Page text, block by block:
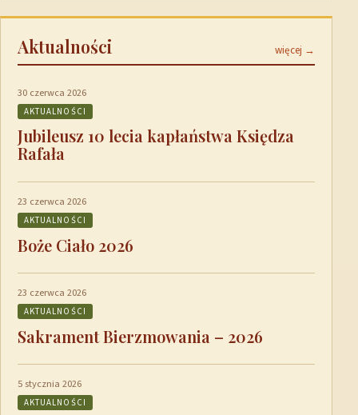
Aktualności więcej →
30 czerwca 2026
AKTUALNOŚCI
Jubileusz 10 lecia kapłaństwa Księdza
Rafała
23 czerwca 2026
AKTUALNOŚCI
Boże Ciało 2026
23 czerwca 2026
AKTUALNOŚCI
Sakrament Bierzmowania – 2026
5 stycznia 2026
AKTUALNOŚCI